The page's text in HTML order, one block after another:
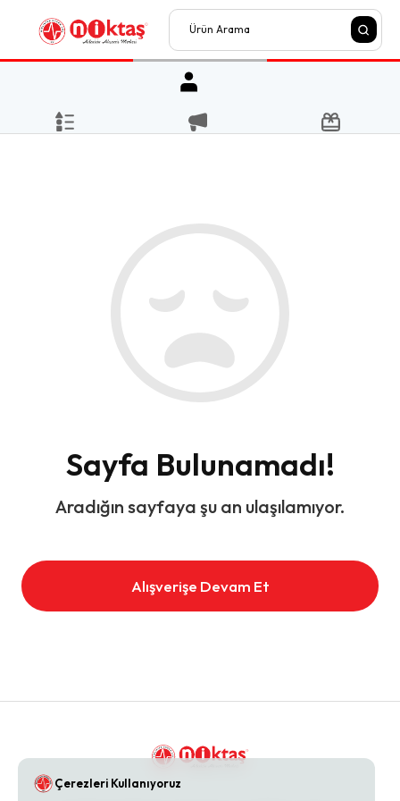
Sayfa Bulunamadı!
Aradığın sayfaya şu an ulaşılamıyor.
Alışverişe Devam Et
Çerezleri Kullanıyoruz